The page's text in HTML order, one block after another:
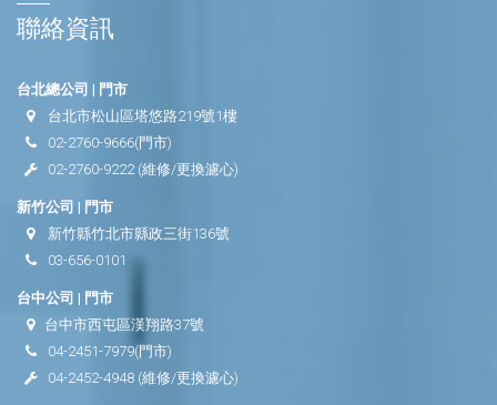
聯絡資訊
台北總公司 | 門市
台北市松山區塔悠路219號1樓
02-2760-9666(門市)
02-2760-9222 (維修/更換濾心)
新竹公司 | 門市
新竹縣竹北市縣政三街136號
03-656-0101
台中公司 | 門市
台中市西屯區漢翔路37號
04-2451-7979(門市)
04-2452-4948 (維修/更換濾心)